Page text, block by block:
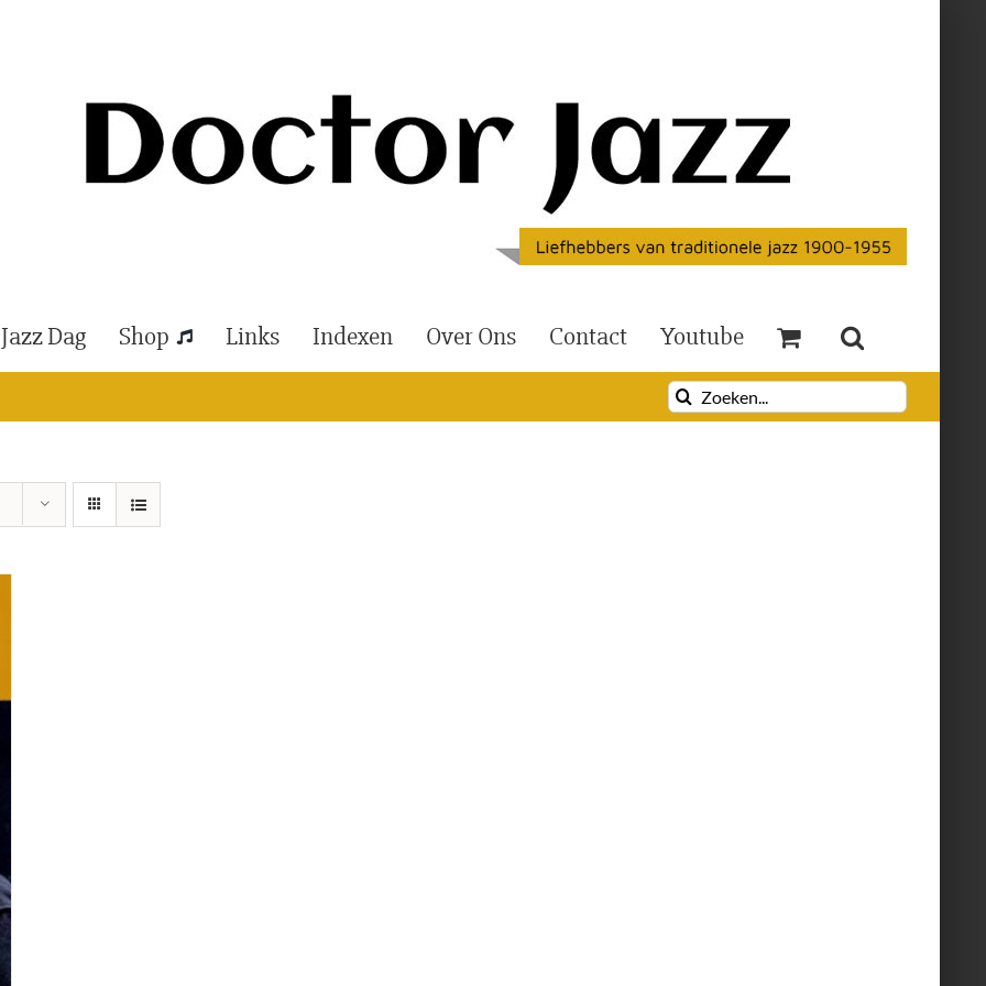
Dag Shop Links Indexen Over Ons Contact Youtube
Zoeken
naar: